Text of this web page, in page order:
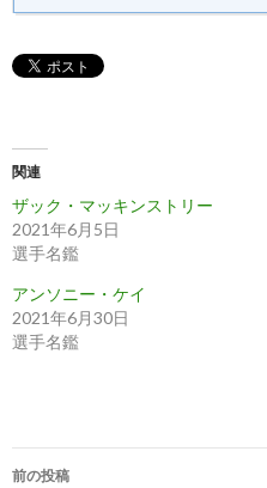
関連
ザック・マッキンストリー
2021年6月5日
選手名鑑
アンソニー・ケイ
2021年6月30日
選手名鑑
投
前の投稿